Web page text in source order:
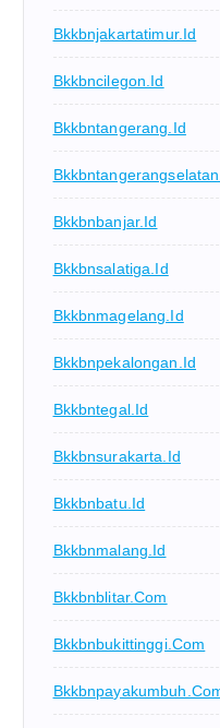
Bkkbnjakartatimur.id
Bkkbncilegon.id
Bkkbntangerang.id
Bkkbnbanjar.id
Bkkbnsalatiga.id
Bkkbnmagelang.id
Bkkbnpekalongan.id
Bkkbntegal.id
Bkkbnsurakarta.id
Bkkbnbatu.id
Bkkbnmalang.id
Bkkbnblitar.com
Bkkbnbukittinggi.com